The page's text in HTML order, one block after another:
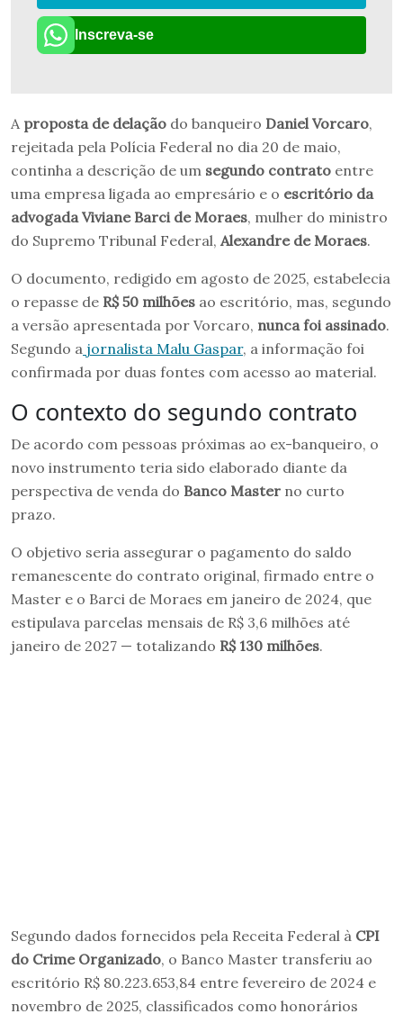
Inscreva-se
A proposta de delação do banqueiro Daniel Vorcaro,
rejeitada pela Polícia Federal no dia 20 de maio,
continha a descrição de um segundo contrato entre
uma empresa ligada ao empresário e o escritório da
advogada Viviane Barci de Moraes, mulher do ministro
do Supremo Tribunal Federal, Alexandre de Moraes.
O documento, redigido em agosto de 2025, estabelecia
o repasse de R$ 50 milhões ao escritório, mas, segundo
a versão apresentada por Vorcaro, nunca foi assinado.
Segundo a jornalista Malu Gaspar, a informação foi
confirmada por duas fontes com acesso ao material.
O contexto do segundo contrato
De acordo com pessoas próximas ao ex-banqueiro, o
novo instrumento teria sido elaborado diante da
perspectiva de venda do Banco Master no curto
prazo.
O objetivo seria assegurar o pagamento do saldo
remanescente do contrato original, firmado entre o
Master e o Barci de Moraes em janeiro de 2024, que
estipulava parcelas mensais de R$ 3,6 milhões até
janeiro de 2027 — totalizando R$ 130 milhões.
Segundo dados fornecidos pela Receita Federal à CPI
do Crime Organizado, o Banco Master transferiu ao
escritório R$ 80.223.653,84 entre fevereiro de 2024 e
novembro de 2025, classificados como honorários